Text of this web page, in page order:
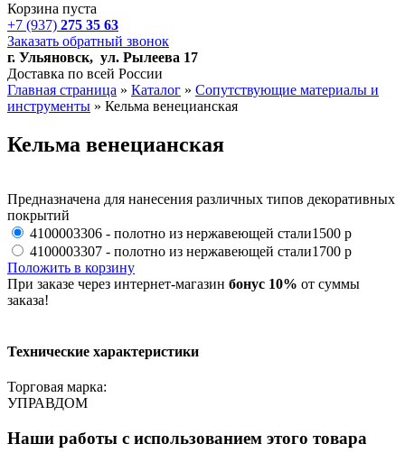
Корзина пуста
+7 (937) 275 35 63
Заказать обратный звонок
г. Ульяновск, ул. Рылеева 17
Доставка по всей России
Главная страница » Каталог » Сопутствующие материалы и
инструменты » Кельма венецианская
Кельма венецианская
Предназначена для нанесения различных типов декоративных
покрытий
4100003306 - полотно из нержавеющей стали1500 р
4100003307 - полотно из нержавеющей стали1700 р
Положить в корзину
При заказе через интернет-магазин бонус 10% от суммы
заказа!
Технические характеристики
Торговая марка:
УПРАВДОМ
Наши работы с использованием этого товара